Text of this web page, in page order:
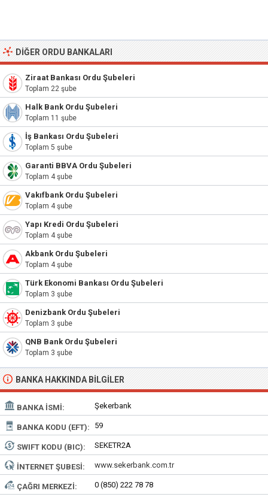
DIĞER ORDU BANKALARI
Ziraat Bankası Ordu Şubeleri
Toplam 22 şube
Halk Bank Ordu Şubeleri
Toplam 11 şube
İş Bankası Ordu Şubeleri
Toplam 5 şube
Garanti BBVA Ordu Şubeleri
Toplam 4 şube
Vakıfbank Ordu Şubeleri
Toplam 4 şube
Yapı Kredi Ordu Şubeleri
Toplam 4 şube
Akbank Ordu Şubeleri
Toplam 4 şube
Türk Ekonomi Bankası Ordu Şubeleri
Toplam 3 şube
Denizbank Ordu Şubeleri
Toplam 3 şube
QNB Bank Ordu Şubeleri
Toplam 3 şube
BANKA HAKKINDA BILGILER
BANKA İSMI: Şekerbank
BANKA KODU (EFT): 59
SWIFT KODU (BIC): SEKETR2A
İNTERNET ŞUBESI: www.sekerbank.com.tr
ÇAĞRI MERKEZI: 0 (850) 222 78 78